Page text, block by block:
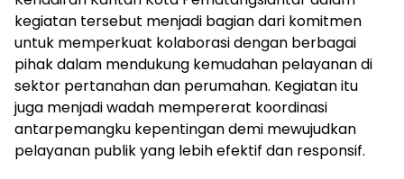
kegiatan tersebut menjadi bagian dari komitmen
untuk memperkuat kolaborasi dengan berbagai
pihak dalam mendukung kemudahan pelayanan di
sektor pertanahan dan perumahan. Kegiatan itu
juga menjadi wadah mempererat koordinasi
antarpemangku kepentingan demi mewujudkan
pelayanan publik yang lebih efektif dan responsif.